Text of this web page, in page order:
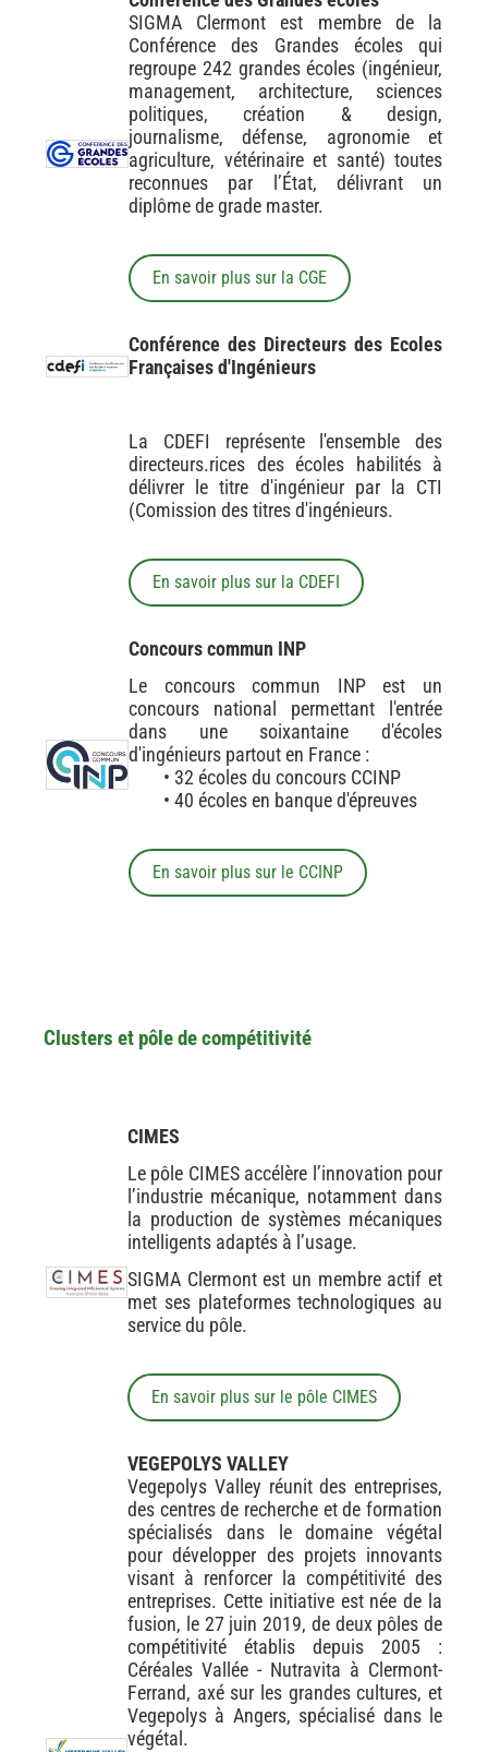
SIGMA Clermont est membre de la
Conférence des Grandes écoles qui
regroupe 242 grandes écoles (ingénieur,
management, architecture, sciences
politiques, création & design,
journalisme, défense, agronomie et
agriculture, vétérinaire et santé) toutes
reconnues par l’État, délivrant un
diplôme de grade master.
En savoir plus sur la CGE
Conférence des Directeurs des Ecoles
Françaises d'Ingénieurs
La CDEFI représente l'ensemble des
directeurs.rices des écoles habilités à
délivrer le titre d'ingénieur par la CTI
(Comission des titres d'ingénieurs.
En savoir plus sur la CDEFI
Concours commun INP
Le concours commun INP est un
concours national permettant l'entrée
dans une soixantaine d'écoles
d'ingénieurs partout en France :
• 32 écoles du concours CCINP
• 40 écoles en banque d'épreuves
En savoir plus sur le CCINP
Clusters et pôle de compétitivité
CIMES
Le pôle CIMES accélère l’innovation pour
l’industrie mécanique, notamment dans
la production de systèmes mécaniques
intelligents adaptés à l’usage.
SIGMA Clermont est un membre actif et
met ses plateformes technologiques au
service du pôle.
En savoir plus sur le pôle CIMES
VEGEPOLYS VALLEY
Vegepolys Valley réunit des entreprises,
des centres de recherche et de formation
spécialisés dans le domaine végétal
pour développer des projets innovants
visant à renforcer la compétitivité des
entreprises. Cette initiative est née de la
fusion, le 27 juin 2019, de deux pôles de
compétitivité établis depuis 2005 :
Céréales Vallée - Nutravita à Clermont-
Ferrand, axé sur les grandes cultures, et
Vegepolys à Angers, spécialisé dans le
végétal.